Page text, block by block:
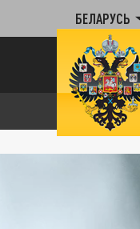
БЕЛАРУСЬ